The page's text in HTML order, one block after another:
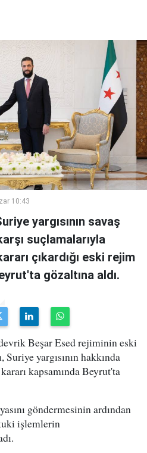
10:43
yargısının savaş
suçlamalarıyla
çıkardığı eski rejim
gözaltına aldı.
Beşar Esed rejiminin eski
yargısının hakkında
kapsamında Beyrut'ta
göndermesinin ardından
işlemlerin